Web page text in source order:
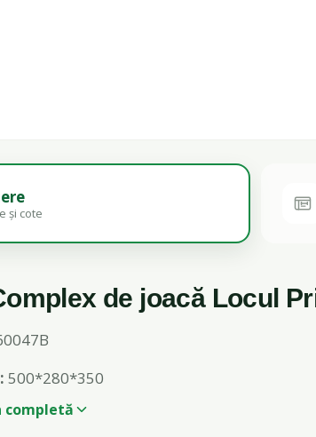
și cote
de joacă Locul
500*280*350
completă